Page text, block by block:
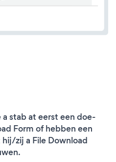
stab at eerst een doe-
Form of hebben een
zij a File Download